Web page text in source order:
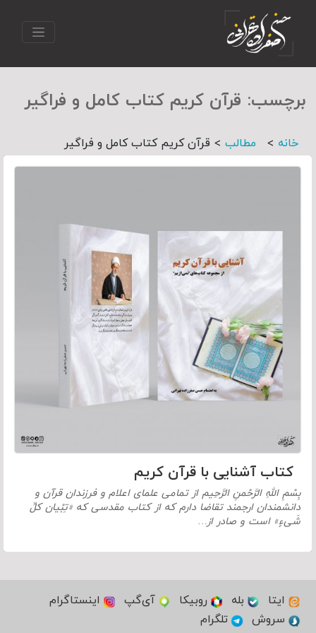
برچسب: قرآن کریم کتاب کامل و فراگیر
خانه > مطالب > قرآن کریم کتاب کامل و فراگیر
کتاب آشنایی با قرآن کریم
بِسْمِ اللهِ الرَّحْمنِ الرَّحِیم از تمامی علمای اعلام و فرزندان قرآن و
دانشمندان ارجمند تقاضا دارم که از کتاب مقدسی که «تِبْیان کلِّ
شَیءٍ» است و صادر از…
ایتا بله روبیکا آی‌گپ
اینستاگرام
سروش
تلگرام